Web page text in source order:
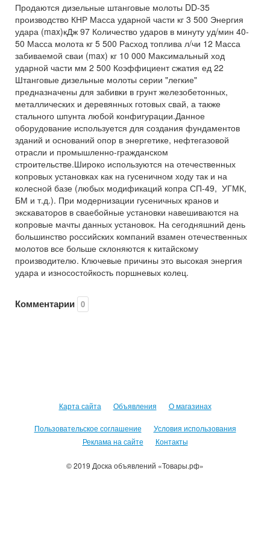
Продаются дизельные штанговые молоты DD-35
производство КНР Масса ударной части кг 3 500 Энергия
удара (max)кДж 97 Количество ударов в минуту уд/мин 40-
50 Масса молота кг 5 500 Расход топлива л/чи 12 Масса
забиваемой сваи (max) кг 10 000 Максимальный ход
ударной части мм 2 500 Коэффициент сжатия ед 22
Штанговые дизельные молоты серии "легкие"
предназначены для забивки в грунт железобетонных,
металлических и деревянных готовых свай, а также
стального шпунта любой конфигурации.Данное
оборудование используется для создания фундаментов
зданий и оснований опор в энергетике, нефтегазовой
отрасли и промышленно-гражданском
строительстве.Широко используются на отечественных
копровых установках как на гусеничном ходу так и на
колесной базе (любых модификаций копра СП-49, УГМК,
БМ и т.д.). При модернизации гусеничных кранов и
экскаваторов в сваебойные установки навешиваются на
копровые мачты данных установок. На сегодняшний день
большинство российских компаний взамен отечественных
молотов все больше склоняются к китайскому
производителю. Ключевые причины это высокая энергия
удара и износостойкость поршневых колец.
Комментарии 0
Карта сайта Объявления О магазинах
Пользовательское соглашение
Условия использования
Реклама на сайте
Контакты
© 2019 Доска объявлений «Товары.рф»